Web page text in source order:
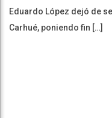
Eduardo López dejó de
Carhué, poniendo fin […]